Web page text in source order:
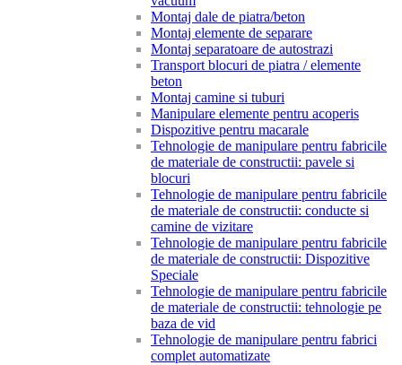
Montaj dale de piatra/beton
Montaj elemente de separare
Montaj separatoare de autostrazi
Transport blocuri de piatra / elemente
beton
Montaj camine si tuburi
Manipulare elemente pentru acoperis
Dispozitive pentru macarale
Tehnologie de manipulare pentru fabricile
de materiale de constructii: pavele si
blocuri
Tehnologie de manipulare pentru fabricile
de materiale de constructii: conducte si
camine de vizitare
Tehnologie de manipulare pentru fabricile
de materiale de constructii: Dispozitive
Speciale
Tehnologie de manipulare pentru fabricile
de materiale de constructii: tehnologie pe
baza de vid
Tehnologie de manipulare pentru fabrici
complet automatizate